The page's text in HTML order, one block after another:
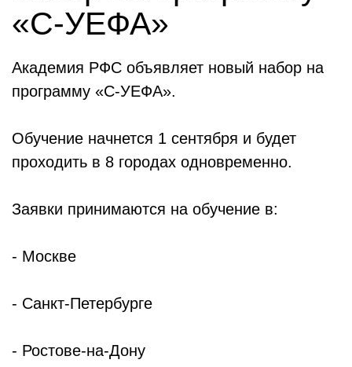
«С-УЕФА»
Академия РФС объявляет новый набор на
программу «С-УЕФА».
Обучение начнется 1 сентября и будет
проходить в 8 городах одновременно.
Заявки принимаются на обучение в:
- Москве
- Санкт-Петербурге
- Ростове-на-Дону